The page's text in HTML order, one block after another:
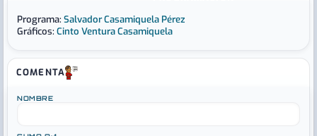
Programa: Salvador Casamiquela Pérez
Gráficos: Cinto Ventura Casamiquela
COMENTA
NOMBRE